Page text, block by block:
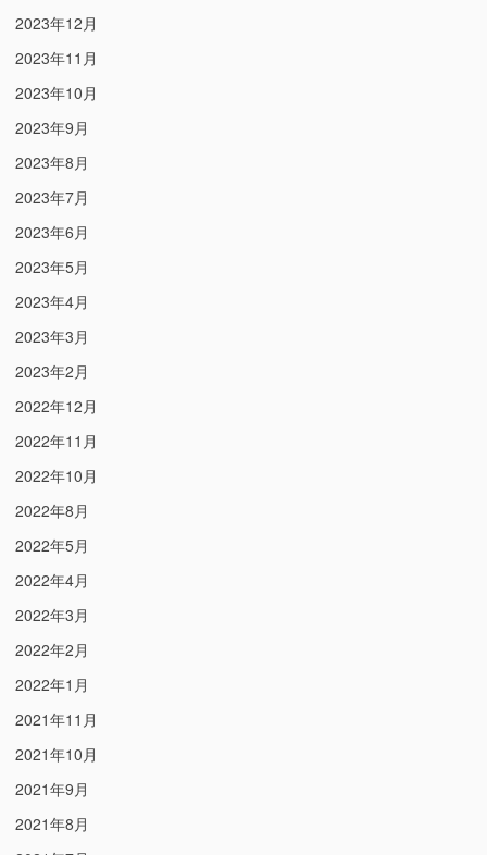
2023年12月
2023年11月
2023年10月
2023年9月
2023年8月
2023年7月
2023年6月
2023年5月
2023年4月
2023年3月
2023年2月
2022年12月
2022年11月
2022年10月
2022年8月
2022年5月
2022年4月
2022年3月
2022年2月
2022年1月
2021年11月
2021年10月
2021年9月
2021年8月